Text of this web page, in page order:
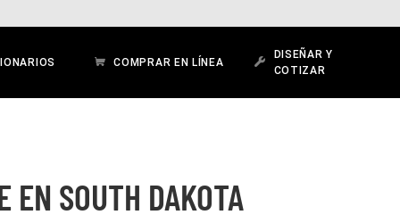
COMPRAR EN LÍNEA
DISEÑAR Y
COTIZAR
EN SOUTH DAKOTA